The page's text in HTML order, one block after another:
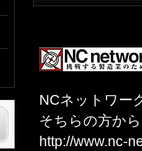
NCネットワー
そちらの方か
http://www.nc-